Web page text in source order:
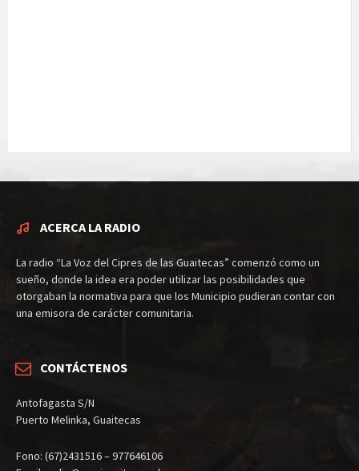
ACERCA LA RADIO
La radio “La Voz del Cipres de las Guaitecas” comenzó como un
sueño, donde la idea era poder utilizar las posibilidades que
otorgaban la normativa para que los Municipio pudieran contar con
una emisora de carácter comunitaria.
CONTÁCTENOS
Antofagasta S/N
Puerto Melinka, Guaitecas
Fono: (67)2431516 – 977646106